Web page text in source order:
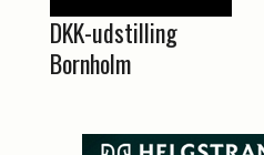
DKK-udstilling
Bornholm